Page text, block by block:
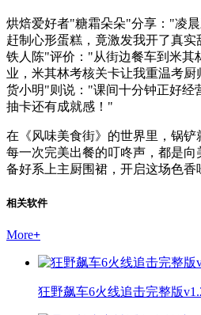
烘焙爱好者"糖霜朵朵"分享："凌
赶制心形蛋糕，竟激发我开了真
铁人陈"评价："从街边餐车到米其
业，米其林考核关卡让我重温考
货小明"则说："课间十分钟正好经
抽卡还有成就感！"
在《风味美食街》的世界里，锅铲
每一次完美出餐的叮咚声，都是
备好系上主厨围裙，开启这场色香
相关软件
More+
狂野飙车6火线追击完整版